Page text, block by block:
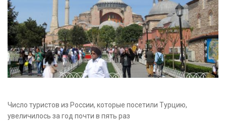
Число туристов из России, которые посетили Турцию,
увеличилось за год почти в пять раз